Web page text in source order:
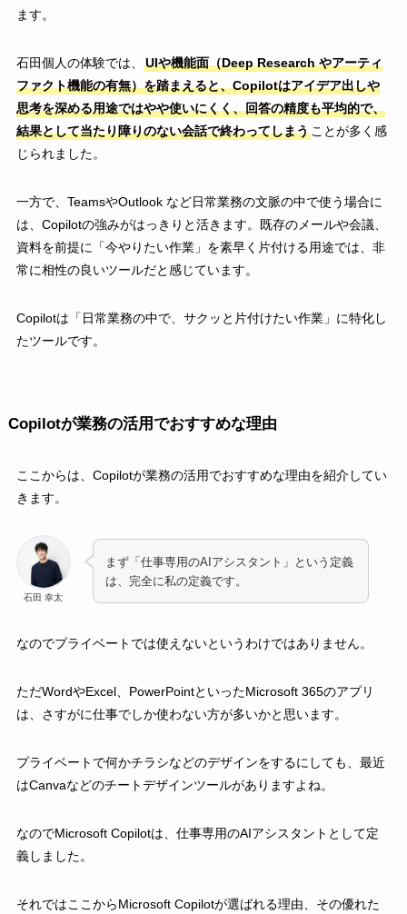
ます。
石田個人の体験では、
UIや機能面（Deep Research やアーティ
ファクト機能の有無）を踏まえると、Copilotはアイデア出しや
思考を深める用途ではやや使いにくく、回答の精度も平均的で、
結果として当たり障りのない会話で終わってしまうことが多く感
じられました。
一方で、TeamsやOutlook など日常業務の文脈の中で使う場合に
は、Copilotの強みがはっきりと活きます。既存のメールや会議、
資料を前提に「今やりたい作業」を素早く片付ける用途では、非
常に相性の良いツールだと感じています。
Copilotは「日常業務の中で、サクッと片付けたい作業」に特化し
たツールです。
Copilotが業務の活用でおすすめな理由
ここからは、Copilotが業務の活用でおすすめな理由を紹介してい
きます。
石田 幸太
まず「仕事専用のAIアシスタント」という定義
は、完全に私の定義です。
なのでプライベートでは使えないというわけではありません。
ただWordやExcel、PowerPointといったMicrosoft 365のアプリ
は、さすがに仕事でしか使わない方が多いかと思います。
プライベートで何かチラシなどのデザインをするにしても、最近
はCanvaなどのチートデザインツールがありますよね。
なのでMicrosoft Copilotは、仕事専用のAIアシスタントとして定
義しました。
それではここからMicrosoft Copilotが選ばれる理由、その優れた